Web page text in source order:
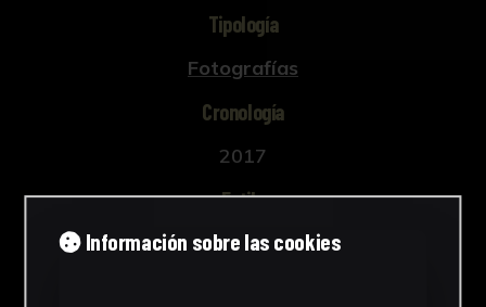
Tipología
Fotografías
Cronología
2017
Estilo
Arte contemporáneo
Información sobre las cookies